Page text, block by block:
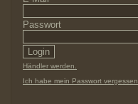
Passwort
Händler werden.
Ich habe mein Passwort vergessen.